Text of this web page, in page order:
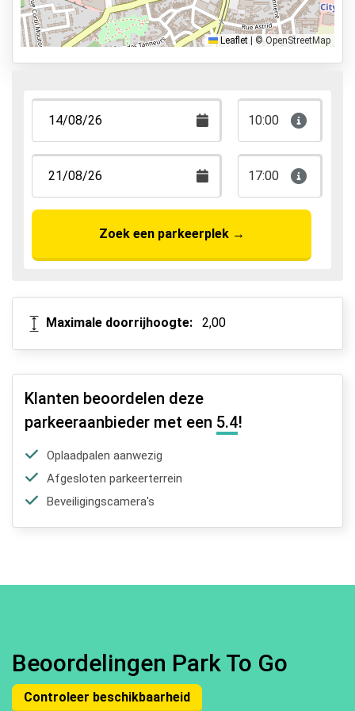
Park, Sleep & Fly
Leaflet © OpenStreetMap
10:00
17:00
Zoek een parkeerplek→
Maximale doorrijhoogte: 2,00
Klanten beoordelen deze
parkeeraanbieder met een 5.4!
Oplaadpalen aanwezig
Afgesloten parkeerterrein
Beveiligingscamera's
Beoordelingen Park To Go
Controleer beschikbaarheid